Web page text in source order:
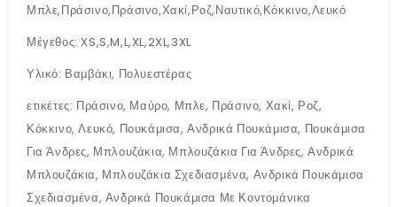
Μπλε,Πράσινο,Πράσινο,Χακί,Ροζ,Ναυτικό,Κόκκινο,Λευκό
Μέγεθος: XS,S,M,L,XL,2XL,3XL
Υλικό: Βαμβάκι, Πολυεστέρας
ετικέτες: Πράσινο, Μαύρο, Μπλε, Πράσινο, Χακί, Ροζ,
Κόκκινο, Λευκό, Πουκάμισα, Ανδρικά Πουκάμισα, Πουκάμισα
Για Άνδρες, Μπλουζάκια, Μπλουζάκια Για Άνδρες, Ανδρικά
Μπλουζάκια, Μπλουζάκια Σχεδιασμένα, Ανδρικά Πουκάμισα
Σχεδιασμένα, Ανδρικά Πουκάμισα Με Κοντομάνικα